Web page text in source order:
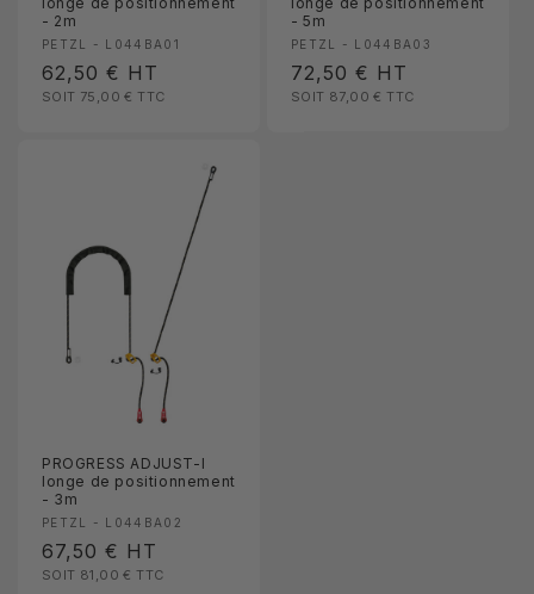
- 2m
Fournisseur :
PETZL - L044BA01
Prix
habituel
62,50 € HT
SOIT 75,00 €TTC
- 5m
Fournisseur :
PETZL - L044BA03
Prix
habituel
72,50 € HT
SOIT 87,00 €TTC
PROGRESS ADJUST-I
longe de positionnement
- 3m
Fournisseur :
PETZL - L044BA02
Prix
habituel
67,50 € HT
SOIT 81,00 €TTC